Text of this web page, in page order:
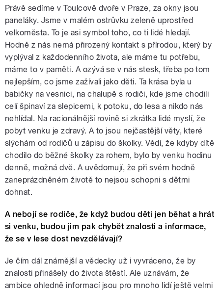
Právě sedíme v Toulcově dvoře v Praze, za okny jsou
paneláky. Jsme v malém ostrůvku zeleně uprostřed
velkoměsta. To je asi symbol toho, co ti lidé hledají.
Hodně z nás nemá přirozený kontakt s přírodou, který by
vyplýval z každodenního života, ale máme tu potřebu,
máme to v paměti. A ozývá se v nás stesk, třeba po tom
nejlepším, co jsme zažívali jako děti. Ta krása byla u
babičky na vesnici, na chalupě s rodiči, kde jsme chodili
celí špinaví za slepicemi, k potoku, do lesa a nikdo nás
nehlídal. Na racionálnější rovině si zkrátka lidé myslí, že
pobyt venku je zdravý. A to jsou nejčastější věty, které
slýchám od rodičů u zápisu do školky. Vědí, že kdyby dítě
chodilo do běžné školky za rohem, bylo by venku hodinu
denně, možná dvě. A uvědomují, že při svém hodně
zaneprázdněném životě to nejsou schopni s dětmi
dohnat.
A nebojí se rodiče, že když budou děti jen běhat a hrát
si venku, budou jim pak chybět znalosti a informace,
že se v lese dost nevzdělávají?
Je čím dál známější a vědecky už i vyvráceno, že by
znalosti přinášely do života štěstí. Ale uznávám, že
ambice ohledně informací jsou pro mnoho lidí ještě velmi